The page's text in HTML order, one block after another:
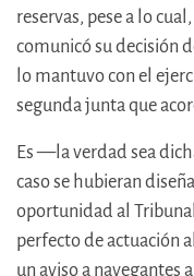
reservas, pese a lo
comunicó su decisión
lo mantuvo con el
segunda junta que
Es —la verdad sea
caso se hubieran
oportunidad al
perfecto de actuación
un aviso a navegantes